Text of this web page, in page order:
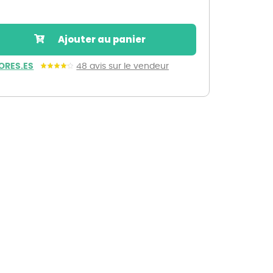
Mon potager
48 avis sur le vendeur
Ajouter au panier